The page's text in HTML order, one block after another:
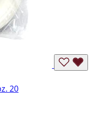
20